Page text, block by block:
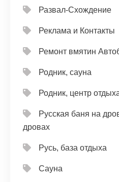
Развал-Схождение
Реклама и Контакты
Ремонт вмятин
Родник, сауна
Родник, центр
Русская баня на
дровах
Русь, база отдыха
Сауна